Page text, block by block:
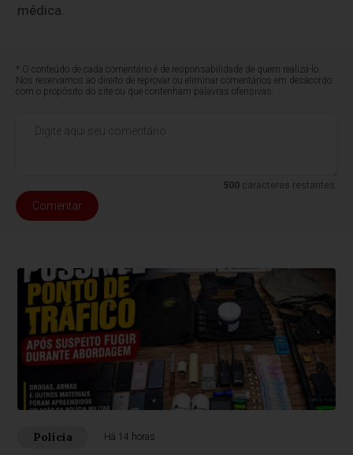
médica.
* O conteúdo de cada comentário é de responsabilidade de quem realizá-lo.
Nos reservamos ao direito de reprovar ou eliminar comentários em desacordo
com o propósito do site ou que contenham palavras ofensivas.
500caracteres restantes.
Comentar
Polícia Há 14 horas